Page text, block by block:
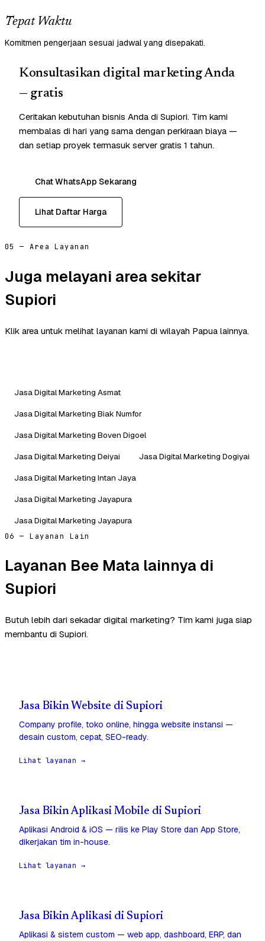
Tepat Waktu
Komitmen pengerjaan sesuai jadwal yang disepakati.
Konsultasikan digital marketing Anda
— gratis
Ceritakan kebutuhan bisnis Anda di Supiori. Tim kami
membalas di hari yang sama dengan perkiraan biaya —
dan setiap proyek termasuk server gratis 1 tahun.
Chat WhatsApp Sekarang
Lihat Daftar Harga
05 — Area Layanan
Juga melayani area sekitar
Supiori
Klik area untuk melihat layanan kami di wilayah Papua lainnya.
Jasa Digital Marketing Asmat
Jasa Digital Marketing Biak Numfor
Jasa Digital Marketing Boven Digoel
Jasa Digital Marketing Deiyai
Jasa Digital Marketing Dogiyai
Jasa Digital Marketing Intan Jaya
Jasa Digital Marketing Jayapura
Jasa Digital Marketing Jayapura
06 — Layanan Lain
Layanan Bee Mata lainnya di
Supiori
Butuh lebih dari sekadar digital marketing? Tim kami juga siap
membantu di Supiori.
Jasa Bikin Website di Supiori
Company profile, toko online, hingga website instansi —
desain custom, cepat, SEO-ready.
Lihat layanan →
Jasa Bikin Aplikasi Mobile di Supiori
Aplikasi Android & iOS — rilis ke Play Store dan App Store,
dikerjakan tim in-house.
Lihat layanan →
Jasa Bikin Aplikasi di Supiori
Aplikasi & sistem custom — web app, dashboard, ERP, dan